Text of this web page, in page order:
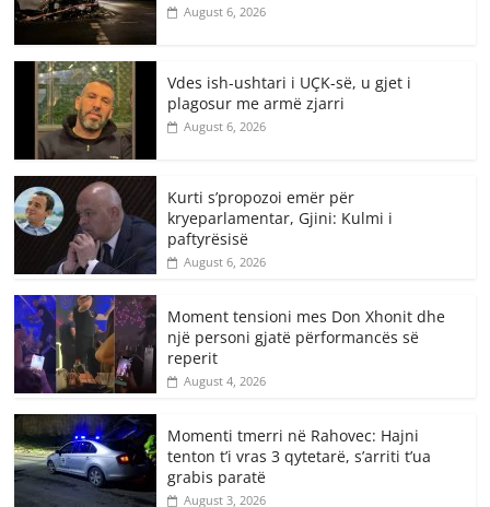
August 6, 2026
Vdes ish-ushtari i UÇK-së, u gjet i
plagosur me armë zjarri
August 6, 2026
Kurti s’propozoi emër për
kryeparlamentar, Gjini: Kulmi i
paftyrësisë
August 6, 2026
Moment tensioni mes Don Xhonit dhe
një personi gjatë përformancës së
reperit
August 4, 2026
Momenti tmerri në Rahovec: Hajni
tenton t’i vras 3 qytetarë, s’arriti t’ua
grabis paratë
August 3, 2026